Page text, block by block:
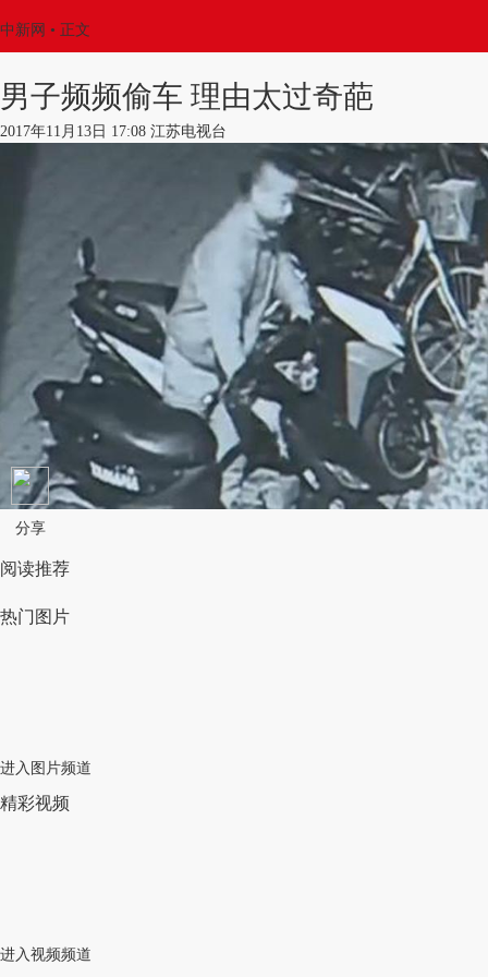
中新网 • 正文
男子频频偷车 理由太过奇葩
2017年11月13日 17:08 江苏电视台
分享
阅读推荐
热门图片
进入图片频道
精彩视频
进入视频频道